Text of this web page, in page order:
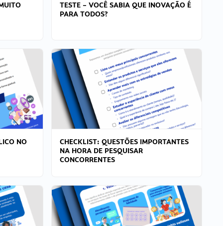
TESTE – VOCÊ SABIA QUE INOVAÇÃO É
PARA TODOS?
NO
CHECKLIST: QUESTÕES IMPORTANTES
NA HORA DE PESQUISAR
CONCORRENTES